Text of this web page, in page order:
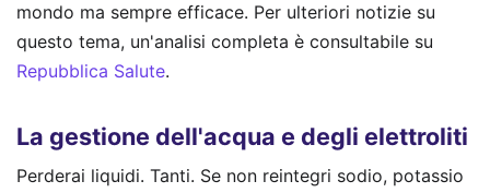
mondo ma sempre efficace. Per ulteriori notizie su
questo tema, un'analisi completa è consultabile su
Repubblica Salute.
La gestione dell'acqua e degli elettroliti
Perderai liquidi. Tanti. Se non reintegri sodio, potassio